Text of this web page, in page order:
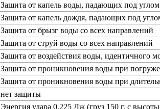
Защита от капель воды, падающих под углом
Защита от капель дождя, падающих под
Защита от брызг воды со всех направлений
Защита от струй воды со всех направлений
Защита от воздействия воды, идентичного
Защита от проникновения воды при
Защита от проникновения воды при
нет защиты
Энергия удара 0,225 Дж (груз 150 г, с